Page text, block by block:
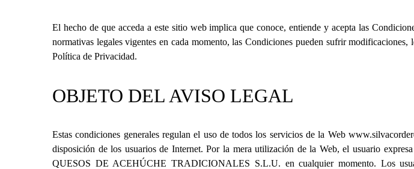
El hecho de que acceda a este sitio web implica que conoce, entiende y acepta las
normativas legales vigentes en cada momento, las Condiciones pueden sufrir
Política de Privacidad.
OBJETO DEL AVISO LEGAL
Estas condiciones generales regulan el uso de todos los servicios de la Web
disposición de los usuarios de Internet. Por la mera utilización de la Web, el usuario
QUESOS DE ACEHÚCHE TRADICIONALES S.L.U. en cualquier momento. Los